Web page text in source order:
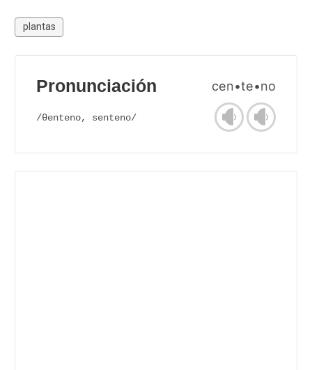
plantas
Pronunciación cen•te•no
/θenteno, senteno/